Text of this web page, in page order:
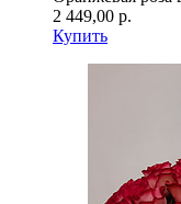
2 449,00 р.
Купить